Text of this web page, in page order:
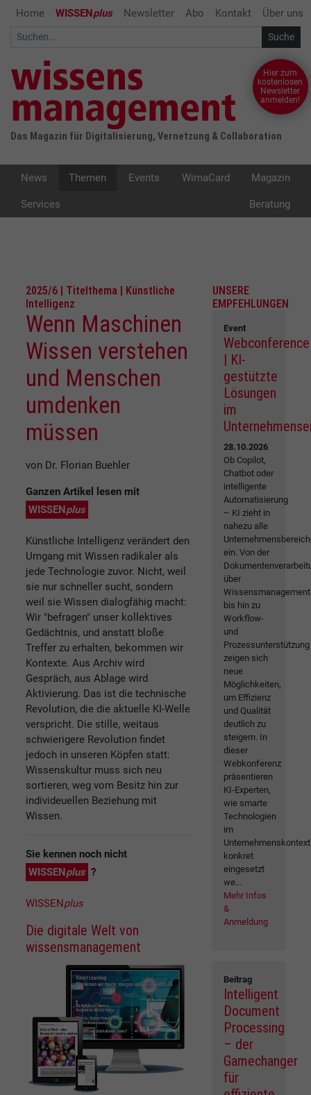
Home WISSENplus Newsletter Abo Kontakt Über uns
Das Magazin für Digitalisierung, Vernetzung & Collaboration
Hier zum
kostenlosen
Newsletter
anmelden!
News Themen Events WimaCard Magazin
Services Beratung
2025/6 | Titelthema | Künstliche
Intelligenz
Wenn Maschinen
Wissen verstehen
und Menschen
umdenken
müssen
von Dr. Florian Buehler
Ganzen Artikel lesen mit
WISSENplus
Künstliche Intelligenz verändert den
Umgang mit Wissen radikaler als
jede Technologie zuvor. Nicht, weil
sie nur schneller sucht, sondern
weil sie Wissen dialogfähig macht:
Wir "befragen" unser kollektives
Gedächtnis, und anstatt bloße
Treffer zu erhalten, bekommen wir
Kontexte. Aus Archiv wird
Gespräch, aus Ablage wird
Aktivierung. Das ist die technische
Revolution, die die aktuelle KI-Welle
verspricht. Die stille, weitaus
schwierigere Revolution findet
jedoch in unseren Köpfen statt:
Wissenskultur muss sich neu
sortieren, weg vom Besitz hin zur
individeuellen Beziehung mit
Wissen.
Sie kennen noch nicht
WISSENplus ?
WISSENplus
Die digitale Welt von
wissensmanagement
UNSERE
EMPFEHLUNGEN
Event
Webconference
| KI-
gestützte
Lösungen
im
28.10.2026
Ob Copilot,
Chatbot oder
intelligente
Automatisierung
– KI zieht in
nahezu alle
ein. Von der
über
Wissensmanagement
bis hin zu
Workflow-
und
Prozessunterstützung
zeigen sich
neue
Möglichkeiten,
um Effizienz
und Qualität
deutlich zu
steigern. In
dieser
Webkonferenz
präsentieren
KI-Experten,
wie smarte
Technologien
im
Unternehmenskontext
konkret
eingesetzt
we...
Mehr Infos
&
Anmeldung
Beitrag
Intelligent
Document
Processing
– der
Gamechanger
für